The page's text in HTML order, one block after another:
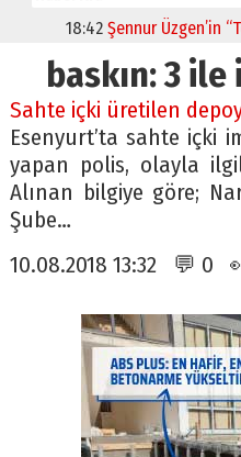
18:42 Şennur Üzgen’in
baskın: 3
Sahte içki üretilen
Esenyurt’ta sahte içki
yapan polis, olayla
Alınan bilgiye göre;
Şube…
10.08.2018 13:32 💬 0